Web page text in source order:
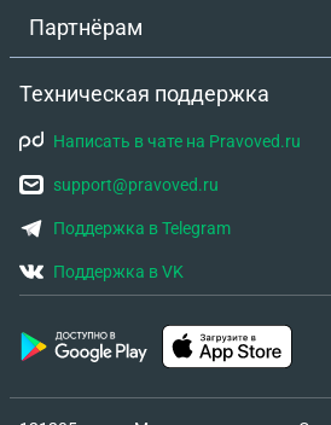
Партнёрам
Техническая поддержка
Написать в чате на Pravoved.ru
support@pravoved.ru
Поддержка в Telegram
Поддержка в VK